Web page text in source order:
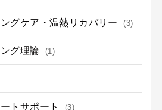
グケア・温熱リカバリー (3)
グ理論 (1)
トサポート (3)